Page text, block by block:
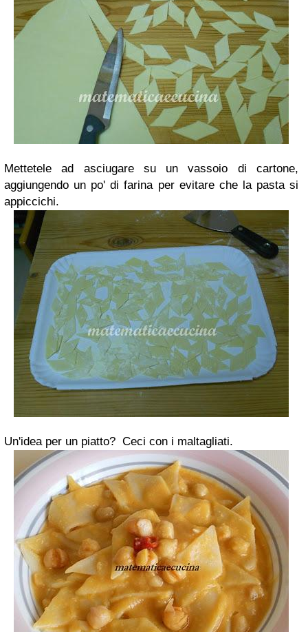
Mettetele ad asciugare su un vassoio di cartone,
aggiungendo un po' di farina per evitare che la pasta si
appiccichi.
Un'idea per un piatto? Ceci con i maltagliati.